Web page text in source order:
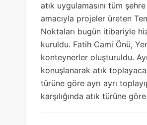
atık uygulamasını tüm
amacıyla projeler üreten
Noktaları bugün itibariyle
kuruldu. Fatih Cami Önü,
konteynerler oluşturuldu.
konuşlanarak atık
türüne göre ayrı ayrı
karşılığında atık türüne